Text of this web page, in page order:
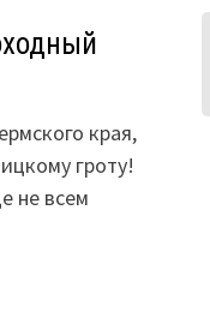
края,
гроту!
не всем